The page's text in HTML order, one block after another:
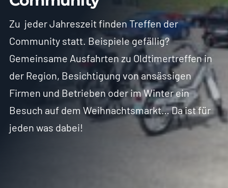
Zu jeder Jahreszeit finden Treffen der
Community statt. Beispiele gefällig?
Gemeinsame Ausfahrten zu Oldtimertreffen in
der Region, Besichtigung von ansässigen
Firmen und Betrieben oder im Winter ein
Besuch auf dem Weihnachtsmarkt… Da ist für
jeden was dabei!